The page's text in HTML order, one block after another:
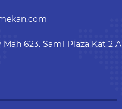
623. Sam1 Plaza Kat 2